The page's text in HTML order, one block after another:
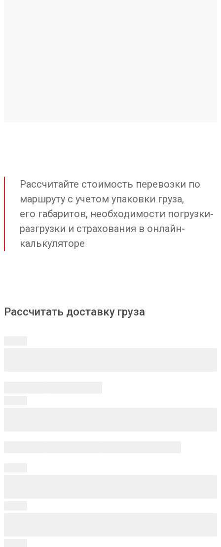
Рассчитайте стоимость перевозки по
маршруту с учетом упаковки груза,
его габаритов, необходимости погрузки-
разгрузки и страхования в онлайн-
калькуляторе
Рассчитать доставку груза